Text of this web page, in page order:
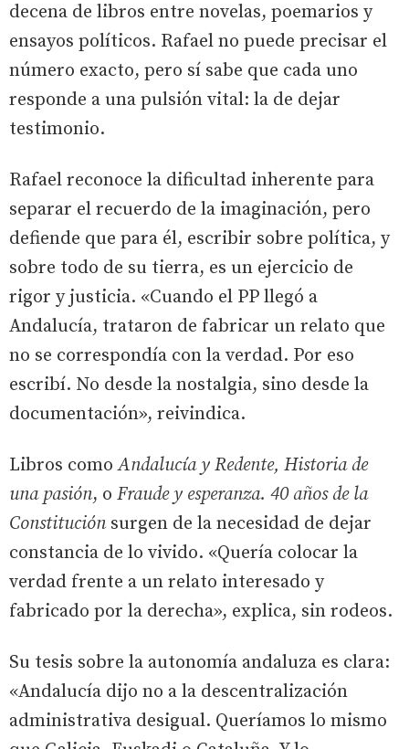
decena de libros entre novelas, poemarios y
ensayos políticos. Rafael no puede precisar el
número exacto, pero sí sabe que cada uno
responde a una pulsión vital: la de dejar
testimonio.
Rafael reconoce la dificultad inherente para
separar el recuerdo de la imaginación, pero
defiende que para él, escribir sobre política, y
sobre todo de su tierra, es un ejercicio de
rigor y justicia. «Cuando el PP llegó a
Andalucía, trataron de fabricar un relato que
no se correspondía con la verdad. Por eso
escribí. No desde la nostalgia, sino desde la
documentación», reivindica.
Libros comoAndalucía y Redente, Historia de
una pasión, o Fraude y esperanza. 40 años de la
Constitución surgen de la necesidad de dejar
constancia de lo vivido. «Quería colocar la
verdad frente a un relato interesado y
fabricado por la derecha», explica, sin rodeos.
Su tesis sobre la autonomía andaluza es clara:
«Andalucía dijo no a la descentralización
administrativa desigual. Queríamos lo mismo